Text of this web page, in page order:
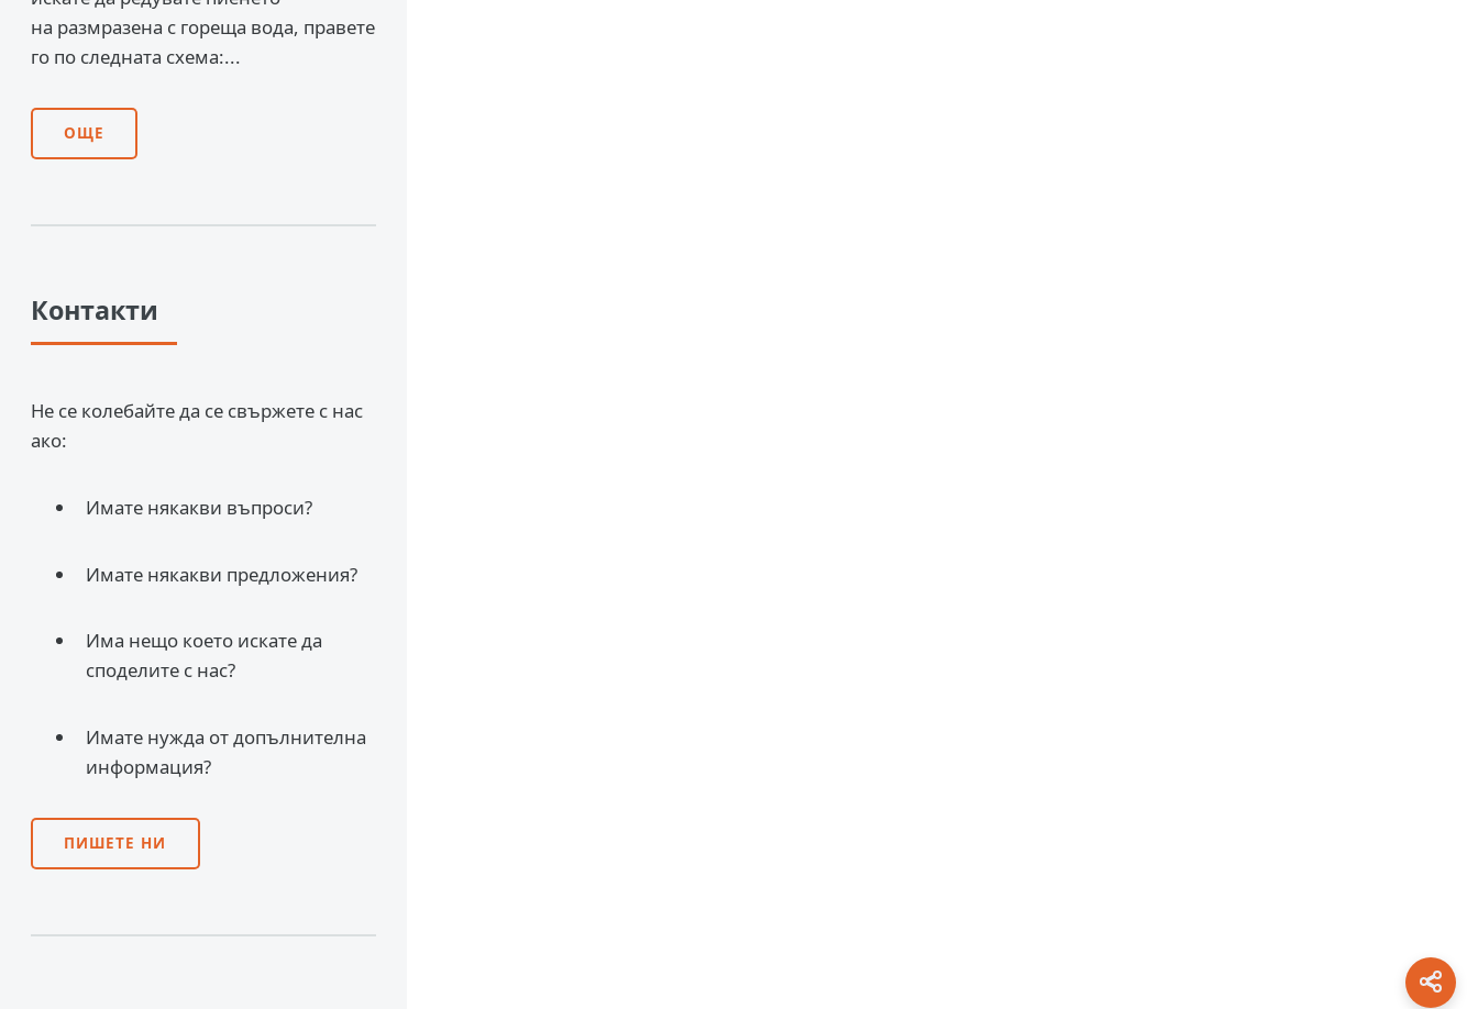
на размразена с гореща вода, правете
го по следната схема:...
ОЩЕ
Контакти
Не се колебайте да се свържете с нас
ако:
Имате някакви въпроси?
Имате някакви предложения?
Има нещо което искате да
споделите с нас?
Имате нужда от допълнителна
информация?
ПИШЕТЕ НИ